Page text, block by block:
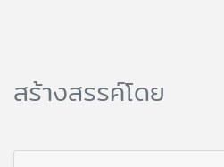
สร้างสรรค์โดย